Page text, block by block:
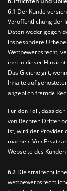
6.1 Der Kunde
Veröffentlichung der
Daten weder gegen
insbesondere
Wettbewerbsrecht,
ihm in dieser
Das Gleiche gilt,
Inhalte auf
angeblich fremde
Für den Fall, dass
von Rechten Dritter
ist, wird der Provider
machen. Von
Webseite des
6.2 Die